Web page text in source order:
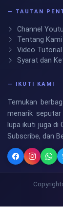
— TAUTAN
Channel
Tentang Kami
Video Tutorial
Syarat dan
— IKUTI KAMI
Temukan
menarik seputar
lupa ikuti juga di
Subscribe, dan